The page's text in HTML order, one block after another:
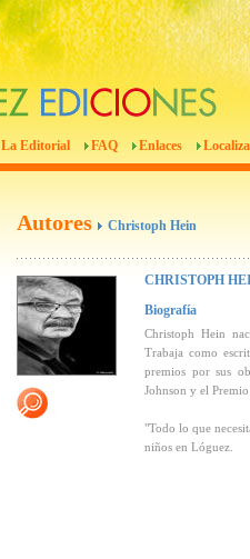
La Editorial FAQ Enlaces
Autores Christoph Hein
CHRISTOPH
Biografía
Christoph Hein
Trabaja como
premios por sus
Johnson y el
"Todo lo que
niños en Lóguez.